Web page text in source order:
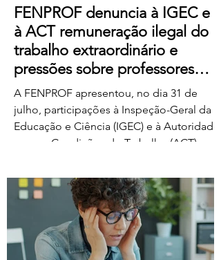
FENPROF denuncia à IGEC e
à ACT remuneração ilegal do
trabalho extraordinário e
pressões sobre professores
classificadores
A FENPROF apresentou, no dia 31 de
julho, participações à Inspeção-Geral da
Educação e Ciência (IGEC) e à Autoridade
para as Condições do Trabalho (ACT),
da Educação, Ciência e Inovação quanto
ao pagamento do serviço de classificação
dos exames nacionais. A FENPROF
contesta a intenção do MECI de vir a
remunerar o trabalho extraordinário dos